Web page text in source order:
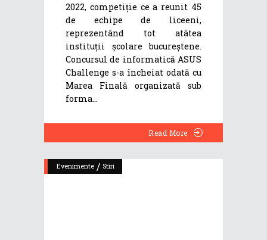
2022, competiție ce a reunit 45
de echipe de liceeni,
reprezentând tot atâtea
instituții școlare bucureștene.
Concursul de informatică ASUS
Challenge s-a încheiat odată cu
Marea Finală organizată sub
forma
Read More
Evenimente / Stiri